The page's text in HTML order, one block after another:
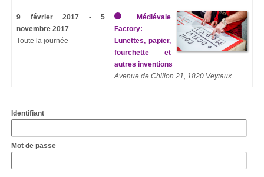
9 février 2017 - 5
novembre 2017
Toute la journée
Médiévale
Factory:
Lunettes, papier,
fourchette et
autres inventions
Avenue de Chillon 21, 1820 Veytaux
Identifiant
Mot de passe